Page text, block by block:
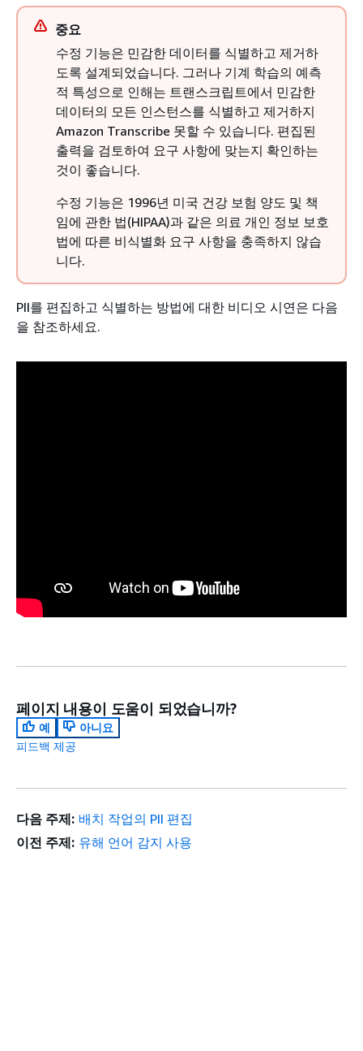
중요
수정 기능은 민감한 데이터를 식별하고 제거하
도록 설계되었습니다. 그러나 기계 학습의 예측
적 특성으로 인해는 트랜스크립트에서 민감한
데이터의 모든 인스턴스를 식별하고 제거하지
Amazon Transcribe 못할 수 있습니다. 편집된
출력을 검토하여 요구 사항에 맞는지 확인하는
것이 좋습니다.
수정 기능은 1996년 미국 건강 보험 양도 및 책
임에 관한 법(HIPAA)과 같은 의료 개인 정보 보호
법에 따른 비식별화 요구 사항을 충족하지 않습
니다.
PII를 편집하고 식별하는 방법에 대한 비디오 시연은 다음
을 참조하세요.
페이지 내용이 도움이 되었습니까?
예
아니요
피드백 제공
다음 주제: 배치 작업의 PII 편집
이전 주제: 유해 언어 감지 사용